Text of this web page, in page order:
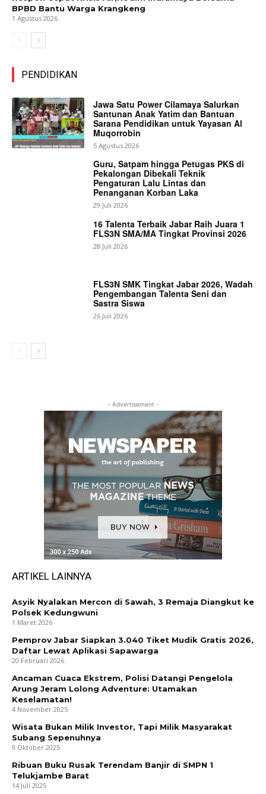
BPBD Bantu Warga Krangkeng
1 Agustus 2026
PENDIDIKAN
Jawa Satu Power Cilamaya Salurkan
Santunan Anak Yatim dan Bantuan
Sarana Pendidikan untuk Yayasan Al
Muqorrobin
5 Agustus 2026
Guru, Satpam hingga Petugas PKS di
Pekalongan Dibekali Teknik
Pengaturan Lalu Lintas dan
Penanganan Korban Laka
29 Juli 2026
16 Talenta Terbaik Jabar Raih Juara 1
FLS3N SMA/MA Tingkat Provinsi 2026
28 Juli 2026
FLS3N SMK Tingkat Jabar 2026, Wadah
Pengembangan Talenta Seni dan
Sastra Siswa
26 Juli 2026
- Advertisement -
ARTIKEL LAINNYA
Asyik Nyalakan Mercon di Sawah, 3 Remaja Diangkut ke
Polsek Kedungwuni
1 Maret 2026
Pemprov Jabar Siapkan 3.040 Tiket Mudik Gratis 2026,
Daftar Lewat Aplikasi Sapawarga
20 Februari 2026
Ancaman Cuaca Ekstrem, Polisi Datangi Pengelola
Arung Jeram Lolong Adventure: Utamakan
Keselamatan!
4 November 2025
Wisata Bukan Milik Investor, Tapi Milik Masyarakat
Subang Sepenuhnya
9 Oktober 2025
Ribuan Buku Rusak Terendam Banjir di SMPN 1
Telukjambe Barat
14 Juli 2025